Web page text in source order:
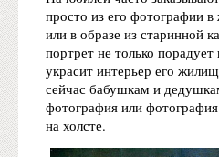
просто из его фотографии
или в образе из старинной
портрет не только
украсит интерьер его
сейчас бабушкам и
фотография или
на холсте.